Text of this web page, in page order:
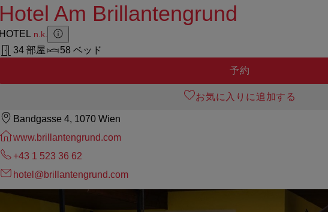
Hotel Am Brillantengrund
HOTEL n.k.
Zusatzinformation anzeigen
Zusatzinformation ausblenden
34 部屋
58 ベッド
予約
お気に入りに追加する
Bandgasse 4, 1070 Wien
www.brillantengrund.com
+43 1 523 36 62
hotel@brillantengrund.com